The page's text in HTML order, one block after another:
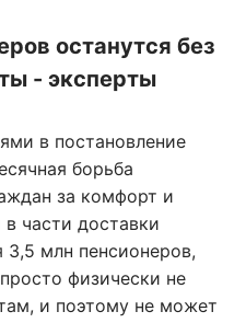
останутся без
- эксперты
в постановление
борьба
за комфорт и
части доставки
3,5 млн пенсионеров,
физически не
и поэтому не может